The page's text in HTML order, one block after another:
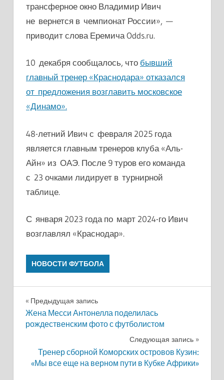
трансферное окно Владимир Ивич
не вернется в чемпионат России», —
приводит слова Еремича Odds.ru.
10 декабря сообщалось, что бывший
главный тренер «Краснодара» отказался
от предложения возглавить московское
«Динамо».
48-летний Ивич с февраля 2025 года
является главным тренеров клуба «Аль-
Айн» из ОАЭ. После 9 туров его команда
с 23 очками лидирует в турнирной
таблице.
С января 2023 года по март 2024-го Ивич
возглавлял «Краснодар».
НОВОСТИ ФУТБОЛА
Навигация
по
Предыдущая запись
Жена Месси Антонелла поделилась
рождественским фото с футболистом
Следующая запись
Тренер сборной Коморских островов Кузин:
«Мы все еще на верном пути в Кубке Африки»